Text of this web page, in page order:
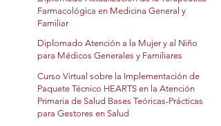
Farmacológica en Medicina General y
Familiar
Diplomado Atención a la Mujer y al Niño
para Médicos Generales y Familiares
Curso Virtual sobre la Implementación de
Paquete Técnico HEARTS en la Atención
Primaria de Salud Bases Teóricas-Prácticas
para Gestores en Salud